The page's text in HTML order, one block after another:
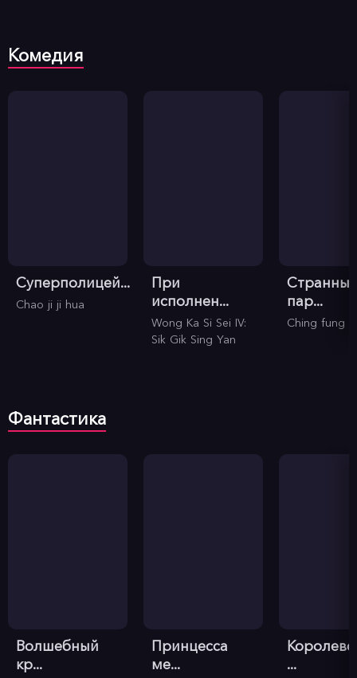
Комедия
Суперполицей...
Chao ji ji hua
При
исполнен...
Wong Ka Si Sei IV:
Sik Gik Sing Yan
Странные
пар...
Ching fung
Фантастика
Волшебный
кр...
Принцесса
ме...
...